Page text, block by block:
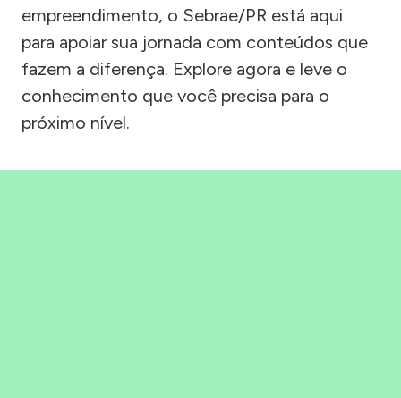
empreendimento, o Sebrae/PR está aqui
para apoiar sua jornada com conteúdos que
fazem a diferença. Explore agora e leve o
conhecimento que você precisa para o
próximo nível.